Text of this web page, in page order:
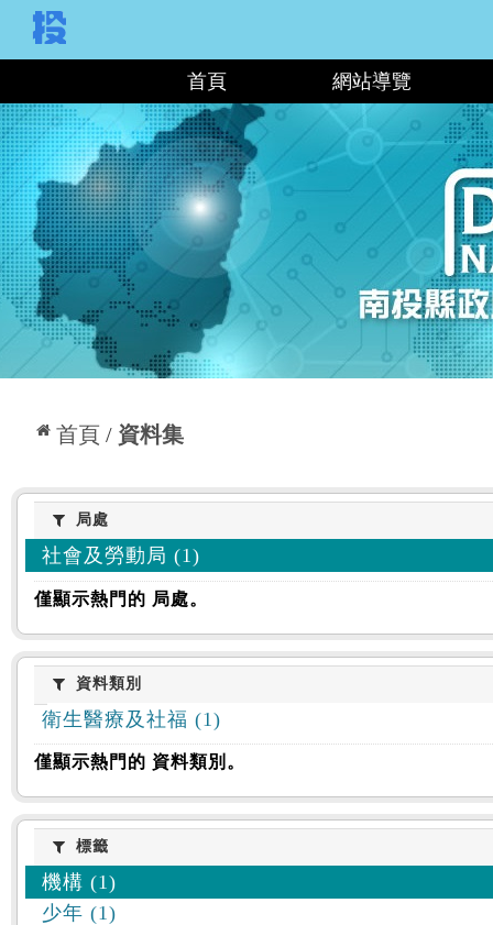
首頁 網站導覽
首頁 資料集
:::
局處局處
社會及勞動局 (1)
僅顯示熱門的 局處。
資料類別
資料類別
衛生醫療及社福 (1)
僅顯示熱門的 資料類別。
標籤標籤
機構 (1)
少年 (1)